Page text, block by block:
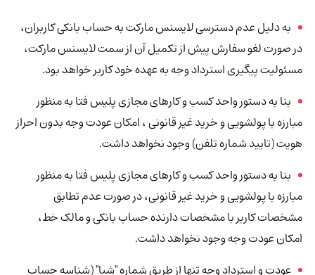
به دلیل عدم دسترسی لایسنس مارکت به حساب بانکی کاربران،
در صورت لغو سفارش پیش از تکمیل آن از سمت لایسنس مارکت،
مسئولیت پیگیری استرداد وجه به عهده خود کاربر خواهد بود.
بنا به دستور واحد کسب و کارهای مجازی پلیس فتا به منظور
مبارزه با پولشویی و خرید غیر قانونی ، امکان عودت وجه بدون احراز
هویت (تایید شماره تلفن) وجود نخواهد داشت.
بنا به دستور واحد کسب و کارهای مجازی پلیس فتا به منظور
مبارزه با پولشویی و خرید غیر قانونی، در صورت عدم تطابق
مشخصات کاربر با مشخصات دارنده حساب بانکی و مالک خط،
امکان عودت وجه وجود نخواهد داشت.
عودت و استرداد وجه تنها از طریق شماره "شبا" (شناسه حساب